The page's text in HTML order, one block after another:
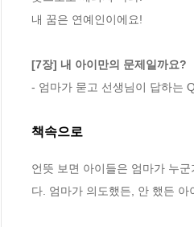
내 꿈은 연예인이에요!
[7장] 내 아이만의 문제일까요?
- 엄마가 묻고 선생님이 답하는
책속으로
언뜻 보면 아이들은 엄마가 누
다. 엄마가 의도했든, 안 했든 아